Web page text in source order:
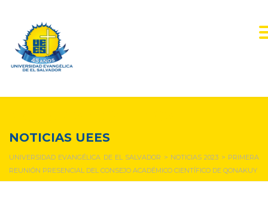
NOTICIAS UEES
UNIVERSIDAD EVANGÉLICA DE EL SALVADOR > NOTICIAS 2023 > PRIMERA
REUNIÓN PRESENCIAL DEL CONSEJO ACADÉMICO CIENTÍFICO DE QONAKUY